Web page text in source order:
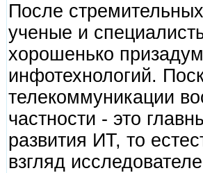
После
ученые и
хорошенько
инфотехнологий.
телекоммуникации
частности - это
развития ИТ, то
взгляд